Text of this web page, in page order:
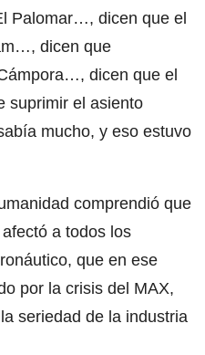
Palomar…, dicen que el
dicen que
dicen que el
suprimir el asiento
mucho, y eso estuvo
comprendió que
a todos los
que en ese
por la crisis del MAX,
seriedad de la industria